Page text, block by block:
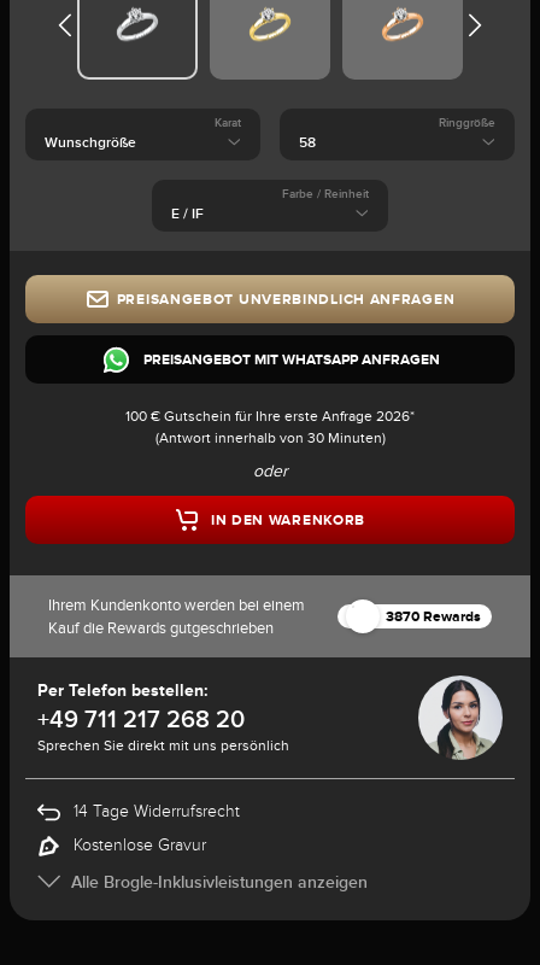
Karat Ringgröße
Farbe / Reinheit
PREISANGEBOT UNVERBINDLICH ANFRAGEN
PREISANGEBOT MIT WHATSAPP ANFRAGEN
100 € Gutschein für Ihre erste Anfrage 2026*
(Antwort innerhalb von 30 Minuten)
oder
IN DEN WARENKORB
Ihrem Kundenkonto werden bei einem
Kauf die Rewards gutgeschrieben
3870 Rewards
Per Telefon bestellen:
+49 711 217 268 20
Sprechen Sie direkt mit uns persönlich
14 Tage Widerrufsrecht
Kostenlose Gravur
Alle Brogle-Inklusivleistungen anzeigen